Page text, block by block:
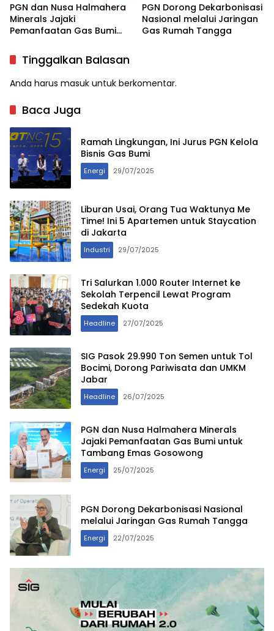
PGN dan Nusa Halmahera
Minerals Jajaki
Pemanfaatan Gas Bumi
Gosowong
PGN Dorong Dekarbonisasi
Nasional melalui Jaringan
Gas Rumah Tangga
Tinggalkan Balasan
Anda harus masuk untuk berkomentar.
Baca Juga
Ramah Lingkungan, Ini Jurus PGN Kelola
Bisnis Gas Bumi
Energi 29/07/2025
Liburan Usai, Orang Tua Waktunya Me
Time! Ini 5 Apartemen untuk Staycation
di Jakarta
Industri 29/07/2025
Tri Salurkan 1.000 Router Internet ke
Sekolah Terpencil Lewat Program
Sedekah Kuota
Headline 27/07/2025
SIG Pasok 29.990 Ton Semen untuk Tol
Bocimi, Dorong Pariwisata dan UMKM
Jabar
Headline 26/07/2025
PGN dan Nusa Halmahera Minerals
Jajaki Pemanfaatan Gas Bumi untuk
Tambang Emas Gosowong
Energi 25/07/2025
PGN Dorong Dekarbonisasi Nasional
melalui Jaringan Gas Rumah Tangga
Energi 22/07/2025